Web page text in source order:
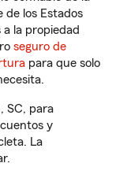
de los Estados
a la propiedad
seguro de
para que solo
SC, para
y
La